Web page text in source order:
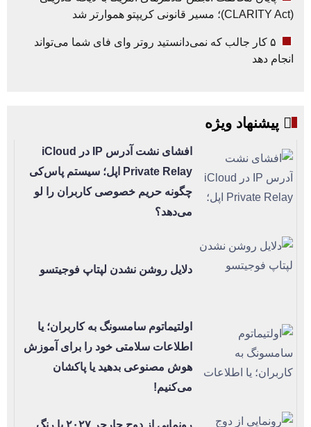
(CLARITY Act)؛ مسیر قانونی کریپتو هموارتر شد
۵ کار جالب که نمی‌دانستید روتر وای فای شما می‌تواند
انجام دهد
پیشنهاد ویژه
افشای نشت آدرس IP در iCloud
Private Relay اپل؛ سیستم پاس‌کی
چگونه حریم خصوصی کاربران را لو
می‌دهد؟
دلایل روشن نشدن لپتاپ فوجیتسو
اولتیماتوم سامسونگ به کاربران؛ یا
اطلاعات سلامتی خود را برای آموزش
هوش مصنوعی بدهید یا پاکشان
می‌کنیم!
رونمایی از دوج چارجر ۲۰۲۷ با رنگ